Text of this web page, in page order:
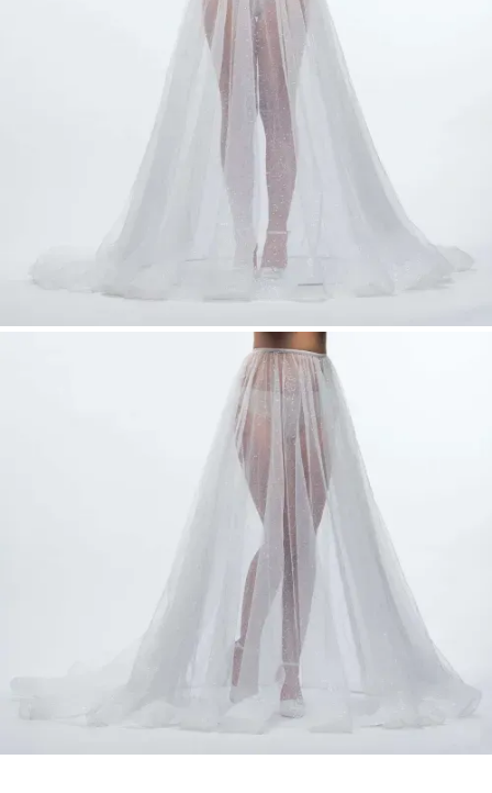
Glamouröser Braut-Make Up Rock in A-
Linie
Feiner Tüll mit edler Paillettenstickerei
Versteifungsband für optimale
Formgebung
Lange Schleppe für einen eleganten
Auftritt
Jolanda-B-180 Make Up Rock – A-Linien
Brautrock aus Tüll mit Schleppe